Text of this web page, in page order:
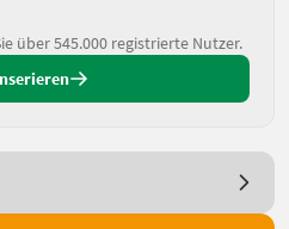
über 545.000 registrierte Nutzer.